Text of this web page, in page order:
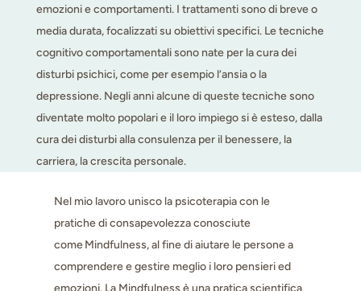
emozioni e comportamenti. I trattamenti sono di breve o
media durata, focalizzati su obiettivi specifici. Le tecniche
cognitivo comportamentali sono nate per la cura dei
disturbi psichici, come per esempio l’ansia o la
depressione. Negli anni alcune di queste tecniche sono
diventate molto popolari e il loro impiego si è esteso, dalla
cura dei disturbi alla consulenza per il benessere, la
carriera, la crescita personale.
Nel mio lavoro unisco la psicoterapia con le
pratiche di consapevolezza conosciute
comeMindfulness, al fine di aiutare le persone a
comprendere e gestire meglio i loro pensieri ed
emozioni. La Mindfulness è una pratica scientifica